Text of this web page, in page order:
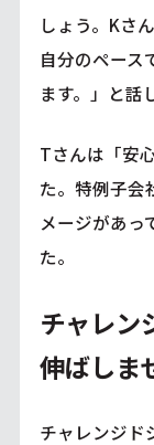
しょう。Kさ
自分のペース
ます。」と話
Tさんは「安
た。特例子会
メージがあっ
た。
チャレン
伸ばしま
チャレンジド